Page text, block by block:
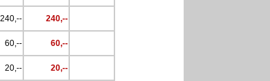
240,-- 240,--
60,-- 60,--
20,-- 20,--